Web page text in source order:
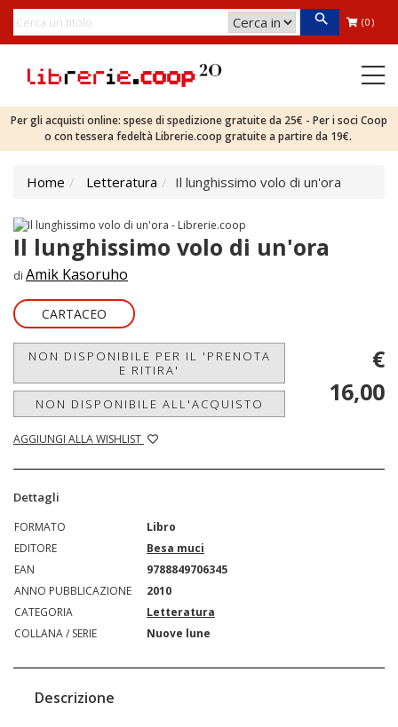
(0)
Per gli acquisti online: spese di spedizione gratuite da 25€ - Per i soci Coop
o con tessera fedeltà Librerie.coop gratuite a partire da 19€.
Home Letteratura Il lunghissimo volo di un'ora
Il lunghissimo volo di un'ora
di Amik Kasoruho
CARTACEO
NON DISPONIBILE PER IL 'PRENOTA
E RITIRA'
NON DISPONIBILE ALL'ACQUISTO
AGGIUNGI ALLA WISHLIST
€
16,00
Dettagli
FORMATO
Libro
EDITORE
Besa muci
EAN
9788849706345
ANNO PUBBLICAZIONE
2010
CATEGORIA
Letteratura
COLLANA / SERIE
Nuove lune
Descrizione